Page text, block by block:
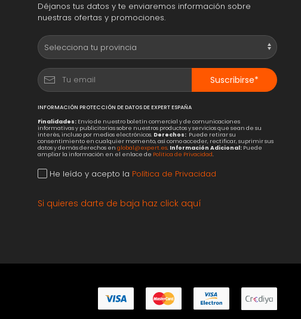
Déjanos tus datos y te enviaremos información sobre
nuestras ofertas y promociones.
Suscribirse*
INFORMACIÓN PROTECCIÓN DE DATOS DE EXPERT ESPAÑA
Finalidades:Envío de nuestro boletín comercial y de comunicaciones
informativas y publicitarias sobre nuestros productos y servicios que sean de su
interés, incluso por medios electrónicos. Derechos:Puede retirar su
consentimiento en cualquier momento, así como acceder, rectificar, suprimir sus
datos y demás derechos en global@expert.es. Información Adicional:Puede
ampliar la información en el enlace de Política de Privacidad.
He leído y acepto la Política de Privacidad
Si quieres darte de baja haz click aquí